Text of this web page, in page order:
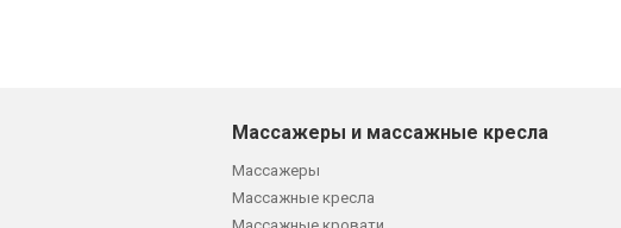
Массажеры и массажные кресла
Массажеры
Массажные кресла